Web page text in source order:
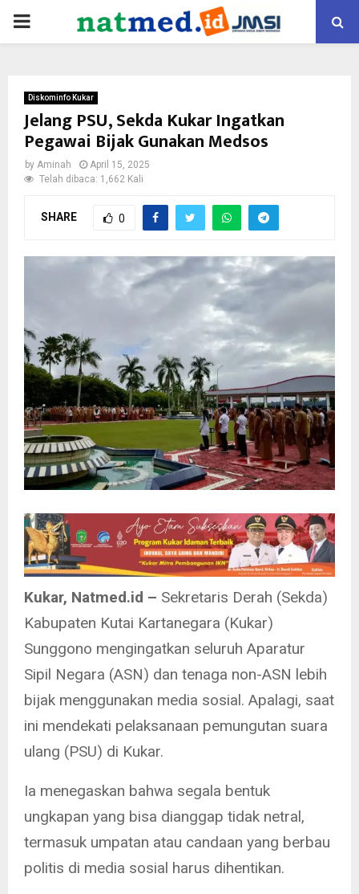
PRIMARY
Diskominfo Kukar
Jelang PSU, Sekda Kukar Ingatkan
Pegawai Bijak Gunakan Medsos
by Aminah
April 15, 2025
Telah dibaca: 1,662 Kali
SHARE 0
Kukar, Natmed.id – Sekretaris Derah (Sekda)
Kabupaten Kutai Kartanegara (Kukar)
Sunggono mengingatkan seluruh Aparatur
Sipil Negara (ASN) dan tenaga non-ASN lebih
bijak menggunakan media sosial. Apalagi, saat
ini mendekati pelaksanaan pemungutan suara
ulang (PSU) di Kukar.
Ia menegaskan bahwa segala bentuk
ungkapan yang bisa dianggap tidak netral,
termasuk umpatan atau candaan yang berbau
politis di media sosial harus dihentikan.